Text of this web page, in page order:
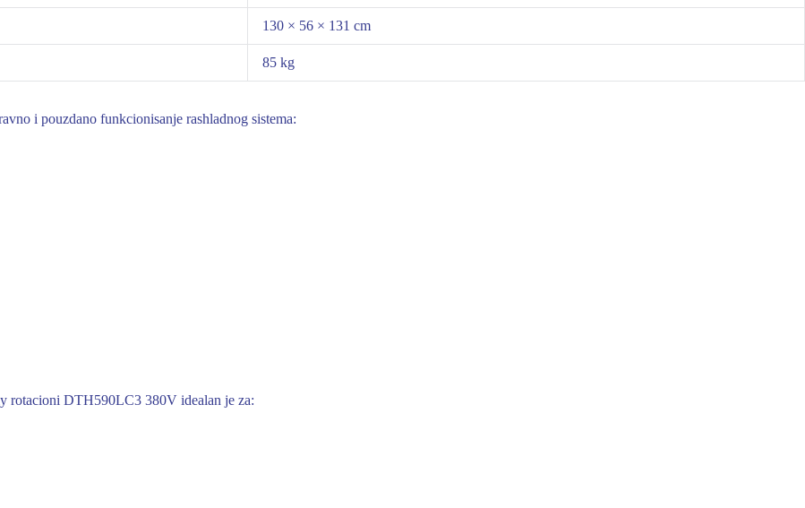
130 × 56 × 131 cm
85 kg
i pouzdano funkcionisanje rashladnog sistema:
rotacioni DTH590LC3 380V idealan je za: